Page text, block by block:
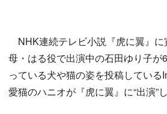
NHK連続テレビ小説『虎に翼』
母・はる役で出演中の石田ゆり子が
っている犬や猫の姿を投稿している
愛猫のハニオが『虎に翼』に“出演”